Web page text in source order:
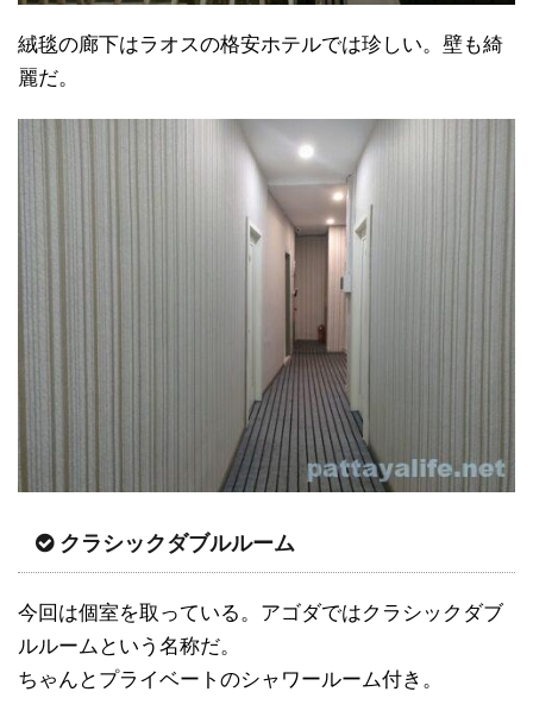
絨毯の廊下はラオスの格安ホテルでは珍しい。壁も綺
麗だ。
クラシックダブルルーム
今回は個室を取っている。アゴダではクラシックダブ
ルルームという名称だ。
ちゃんとプライベートのシャワールーム付き。